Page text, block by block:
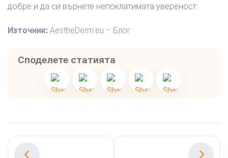
добре и да си върнете непоклатимата увереност.
Източник: AestheDerm.eu – Блог
Споделете статията